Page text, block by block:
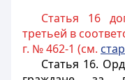
Статья 16
третьей в
г. № 462-1 (см.
Статья 16.